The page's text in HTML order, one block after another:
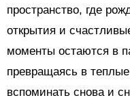
пространство, где
открытия и
моменты остаются в
превращаясь в
вспоминать снова и